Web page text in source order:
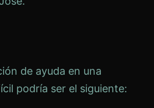
de ayuda en una
podría ser el siguiente: